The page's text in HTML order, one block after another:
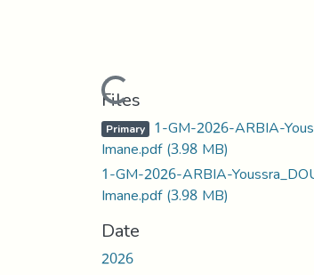
Loading...
Files
Primary 1-GM-2026-ARBIA-
Imane.pdf(3.98 MB)
1-GM-2026-ARBIA-
Imane.pdf(3.98 MB)
Date
2026